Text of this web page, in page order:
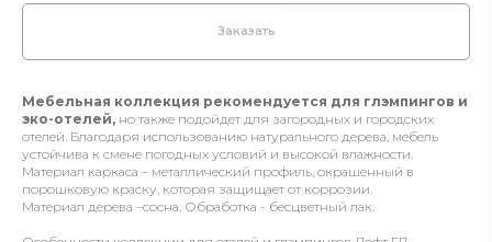
Заказать
Мебельная коллекция рекомендуется для глэмпингов и
эко-отелей, но также подойдет для загородных и городских
отелей. Благодаря использованию натурального дерева, мебель
устойчива к смене погодных условий и высокой влажности.
Материал каркаса – металлический профиль, окрашенный в
порошковую краску, которая защищает от коррозии.
Материал дерева –сосна. Обработка - бесцветный лак.